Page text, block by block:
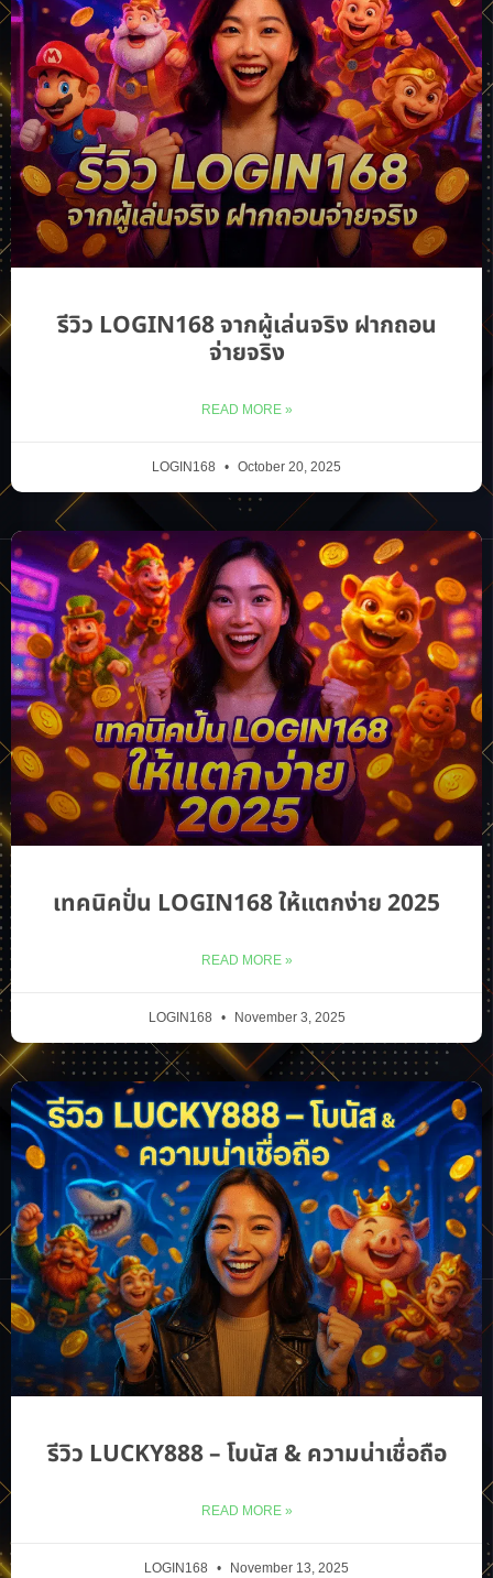
รีวิว LOGIN168 จากผู้เล่นจริง ฝากถอน
จ่ายจริง
READ MORE »
LOGIN168 October 20, 2025
เทคนิคปั่น LOGIN168 ให้แตกง่าย 2025
READ MORE »
LOGIN168 November 3, 2025
รีวิว LUCKY888 – โบนัส & ความน่าเชื่อถือ
READ MORE »
LOGIN168 November 13, 2025